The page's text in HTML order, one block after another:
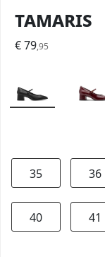
Tamaris
€ 79,95
35 36
40 41